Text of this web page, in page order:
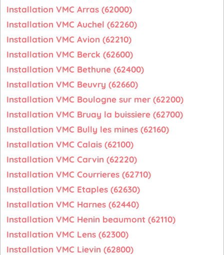
Installation VMC Arras (62000)
Installation VMC Auchel (62260)
Installation VMC Avion (62210)
Installation VMC Berck (62600)
Installation VMC Bethune (62400)
Installation VMC Beuvry (62660)
Installation VMC Boulogne sur mer (62200)
Installation VMC Bruay la buissiere (62700)
Installation VMC Bully les mines (62160)
Installation VMC Calais (62100)
Installation VMC Carvin (62220)
Installation VMC Courrieres (62710)
Installation VMC Etaples (62630)
Installation VMC Harnes (62440)
Installation VMC Henin beaumont (62110)
Installation VMC Lens (62300)
Installation VMC Lievin (62800)